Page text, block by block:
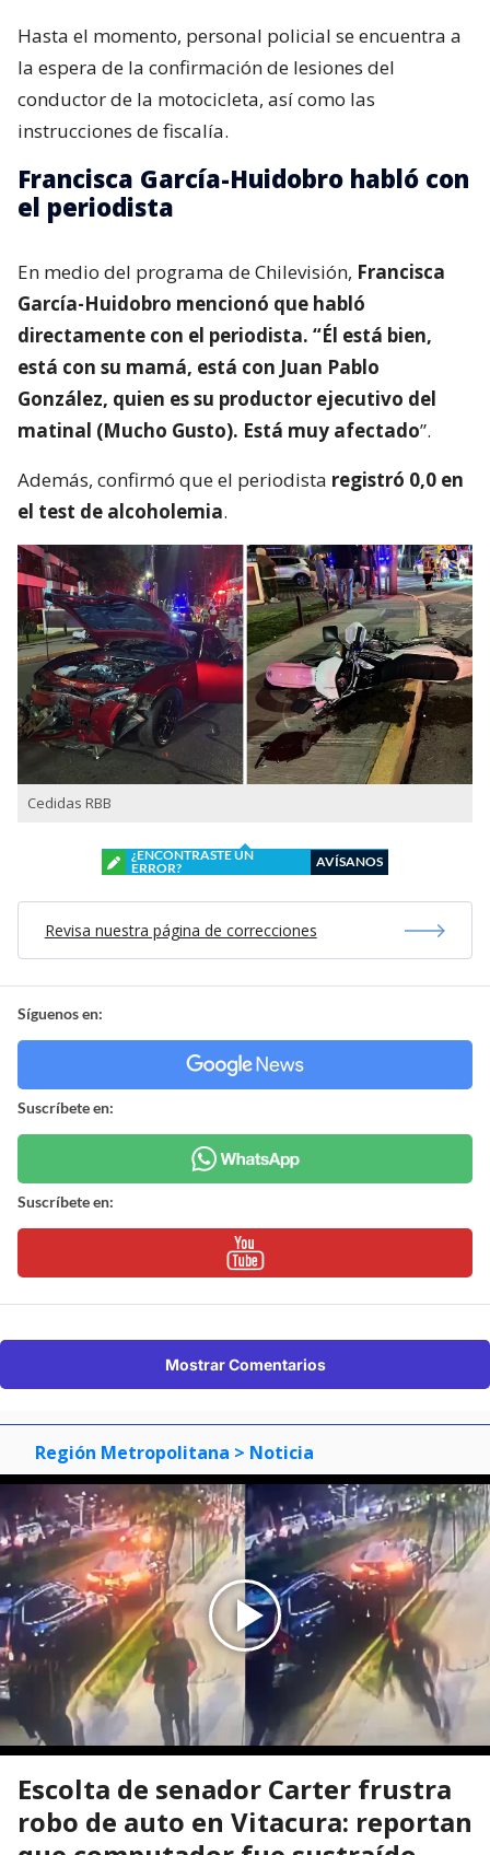
Hasta el momento, personal policial se encuentra a
la espera de la confirmación de lesiones del
conductor de la motocicleta, así como las
instrucciones de fiscalía.
Francisca García-Huidobro habló con
el periodista
En medio del programa de Chilevisión, Francisca
García-Huidobro mencionó que habló
directamente con el periodista. “Él está bien,
está con su mamá, está con Juan Pablo
González, quien es su productor ejecutivo del
matinal (Mucho Gusto). Está muy afectado”.
Además, confirmó que el periodista registró 0,0 en
el test de alcoholemia.
Cedidas RBB
¿ENCONTRASTE UN
ERROR?
AVÍSANOS
Revisa nuestra página de correcciones
Síguenos en:
Suscríbete en:
Suscríbete en:
Mostrar Comentarios
Región Metropolitana > Noticia
Escolta de senador Carter frustra
robo de auto en Vitacura: reportan